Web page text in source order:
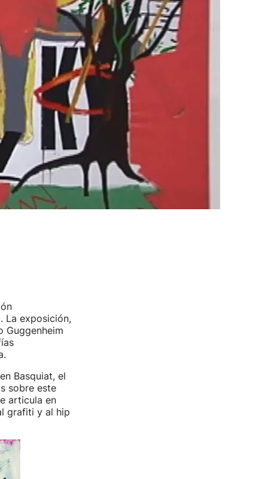
La exposición,
Guggenheim
Basquiat, el
sobre este
articula en
grafiti y al hip